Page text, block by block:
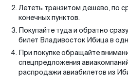
Лететь транзитом дешево, по
конечных пунктов.
Покупайте туда и обратно
билет Владивосток Ибица в
При покупке обращайте
спецпредложения
распродажи авиабилетов из